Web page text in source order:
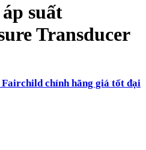
suất
Transducer
Fairchild chính hãng giá tốt đại